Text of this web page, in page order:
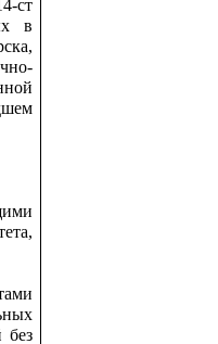
ст
в
без